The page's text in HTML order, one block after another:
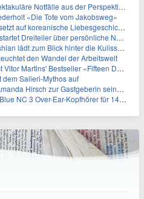
Notfälle aus der Perspektive der Patienten
«Die Tote vom Jakobsweg»
auf koreanische Liebesgeschichte
Dreiteiler über persönliche Neuanfänge
zum Blick hinter die Kulissen ihres Freundeskreises
den Wandel der Arbeitswelt
Martins' Bestseller «Fifteen Days»
dem Salieri-Mythos auf
Hirsch zur Gastgeberin seines Reality-Podcasts
NC 3 Over-Ear-Kopfhörer für 149,99€